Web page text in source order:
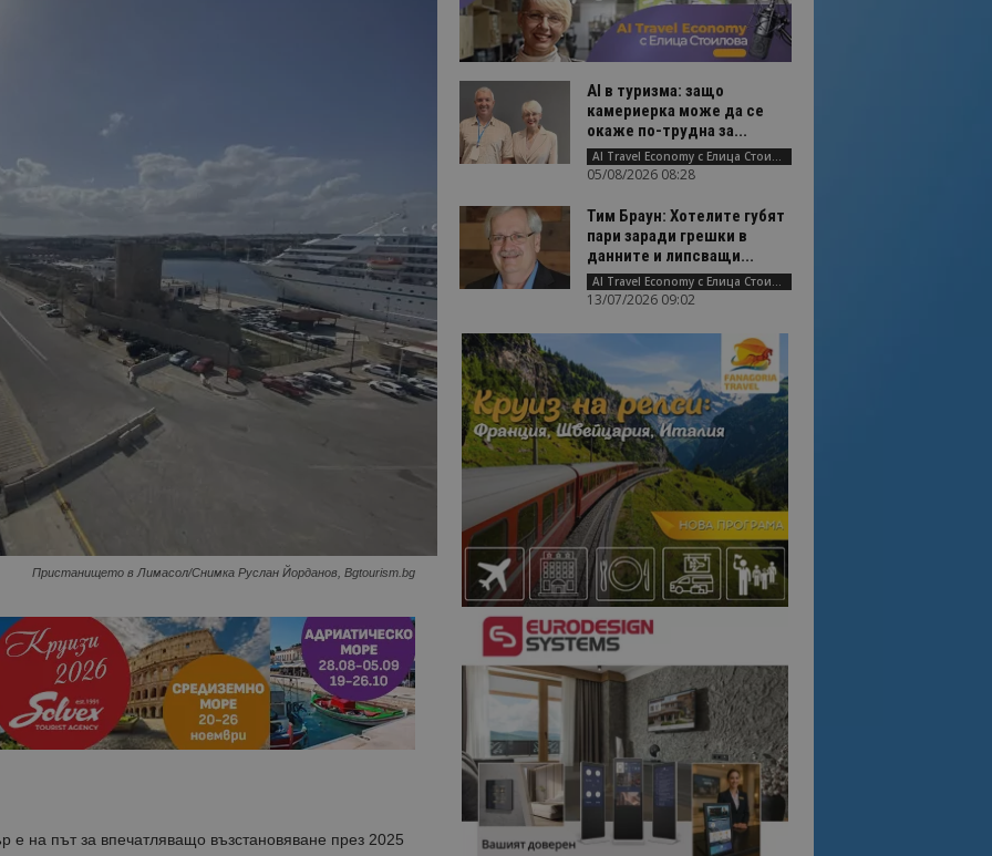
Пристанището в Лимасол/Снимка Руслан Йорданов, Bgtourism.bg
е на път за впечатляващо възстановяване през 2025
AI в туризма: защо
камериерка може да се
окаже по-трудна за...
AI Travel Economy с Елица Стоилова
05/08/2026 08:28
Тим Браун: Хотелите губят
пари заради грешки в
данните и липсващи...
AI Travel Economy с Елица Стоилова
13/07/2026 09:02